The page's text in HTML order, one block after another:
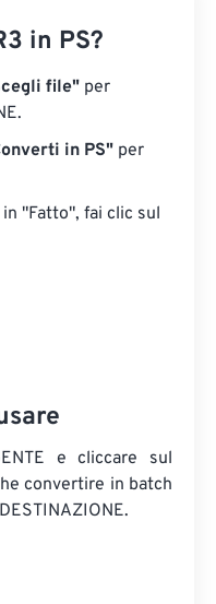
in PS?
file" per
in PS" per
"Fatto", fai clic sul
e cliccare sul
convertire in batch